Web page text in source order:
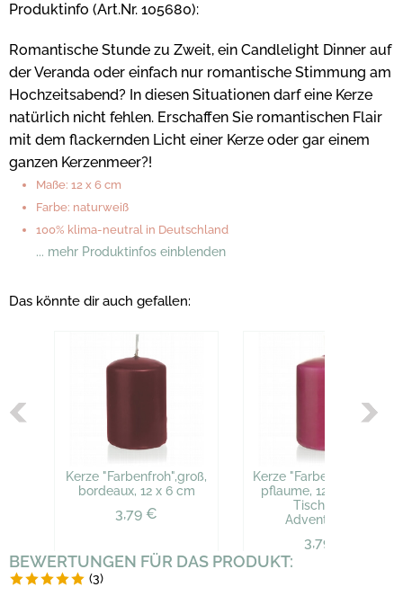
Produktinfo (Art.Nr. 105680):
Romantische Stunde zu Zweit, ein Candlelight Dinner auf
der Veranda oder einfach nur romantische Stimmung am
Hochzeitsabend? In diesen Situationen darf eine Kerze
natürlich nicht fehlen. Erschaffen Sie romantischen Flair
mit dem flackernden Licht einer Kerze oder gar einem
ganzen Kerzenmeer?!
Maße: 12 x 6 cm
Farbe: naturweiß
100% klima-neutral in Deutschland
... mehr Produktinfos einblenden
Das könnte dir auch gefallen:
Kerze "Farbenfroh",groß,
bordeaux, 12 x 6 cm
3,79 €
Kerze "Farbenfroh", groß,
pflaume, 12 x 6 cm für
Tischdeko,
Adventskranz
3,79 €
BEWERTUNGEN FÜR DAS PRODUKT:
(3)